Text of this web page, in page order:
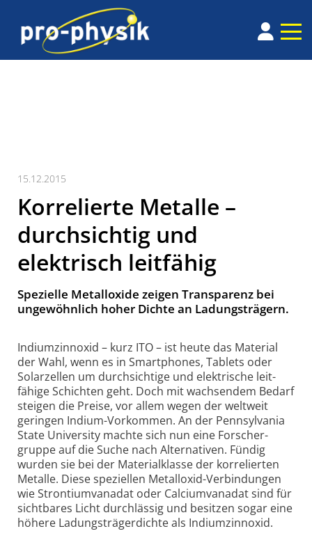
15.12.2015
Korrelierte Metalle –
durchsichtig und
elektrisch leitfähig
Spezielle Metalloxide zeigen Transparenz bei
ungewöhnlich hoher Dichte an Ladungsträgern.
Indiumzinnoxid – kurz ITO – ist heute das Material
der Wahl, wenn es in Smart­phones, Tablets oder
Solar­zellen um durch­sichtige und elektrische leit­
fähige Schichten geht. Doch mit wachsendem Bedarf
steigen die Preise, vor allem wegen der weltweit
geringen Indium-Vorkommen. An der Pennsylvania
State University machte sich nun eine Forscher­
gruppe auf die Suche nach Alter­nativen. Fündig
wurden sie bei der Material­klasse der korre­lierten
Metalle. Diese speziellen Metall­oxid-Verbin­dungen
wie Strontium­vanadat oder Calcium­vanadat sind für
sicht­bares Licht durch­lässig und besitzen sogar eine
höhere Ladungs­träger­dichte als Indium­zinnoxid.